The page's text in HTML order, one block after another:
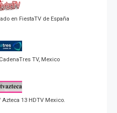
en FiestaTV de España
TV, Mexico
13 HDTV Mexico.